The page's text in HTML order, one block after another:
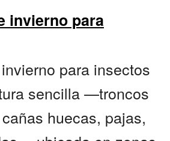
invierno para
para insectos
sencilla —troncos
huecas, pajas,